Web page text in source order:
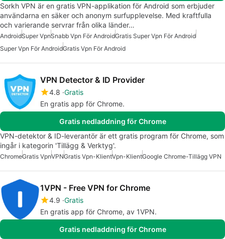
Sorkh VPN är en gratis VPN-applikation för Android som erbjuder
användarna en säker och anonym surfupplevelse. Med kraftfulla
och varierande servrar från olika länder…
AndroidSuper VpnSnabb Vpn För AndroidGratis Super Vpn För Android
Super Vpn För AndroidGratis Vpn För Android
VPN Detector & ID Provider
4.8 Gratis
En gratis app för Chrome.
Gratis nedladdning för Chrome
VPN-detektor & ID-leverantör är ett gratis program för Chrome, som
ingår i kategorin 'Tillägg & Verktyg'.
ChromeGratis VpnVPNGratis Vpn-KlientVpn-KlientGoogle Chrome-Tillägg VPN
1VPN - Free VPN for Chrome
4.9 Gratis
En gratis app för Chrome, av 1VPN.
Gratis nedladdning för Chrome